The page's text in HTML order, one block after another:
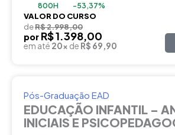
800H -53,37%
VALOR DO CURSO
deR$ 2.998,00
por R$ 1.398,00
em até 20x de R$ 69,90
Pós-Graduação EAD
EDUCAÇÃO INFANTIL –
INICIAIS E